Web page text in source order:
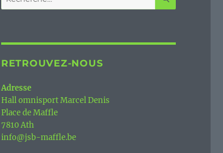
pour :
RETROUVEZ-NOUS
Adresse
Hall omnisport Marcel Denis
Place de Maffle
7810 Ath
info@jsb-maffle.be